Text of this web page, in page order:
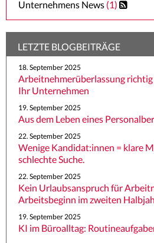
Unternehmens News (1)
LETZTE BLOGBEITRÄGE
18. September 2025
Arbeitnehmerüberlassung
Ihr Unternehmen
19. September 2025
Aus dem Leben eines
22. September 2025
Wenige Kandidat:innen = klare
schlechte Suche.
22. September 2025
Kein Urlaubsanspruch für
Arbeitsbeginn im zweiten
19. September 2025
KI im Büroalltag: